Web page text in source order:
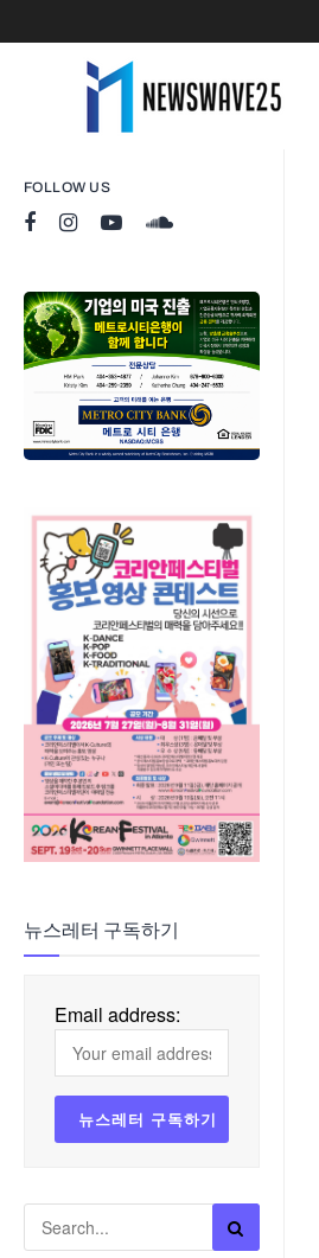
FOLLOW US
뉴스레터 구독하기
Email address: